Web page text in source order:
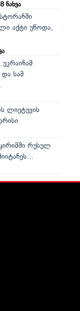
ნახვა
აქტი უწოდა,
სამ
ლიეტუვის
რუსულ